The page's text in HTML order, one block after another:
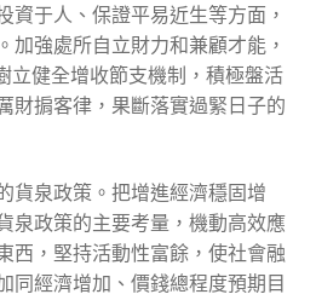
資于人、保證平易近生等方面，
加強處所自立財力和兼顧才能，
立健全增收節支機制，積極盤活
財掮客律，果斷落實過緊日子的
泉政策。把增進經濟穩固增
泉政策的主要考量，機動高效應
西，堅持活動性富餘，使社會融
同經濟增加、價錢總程度預期目